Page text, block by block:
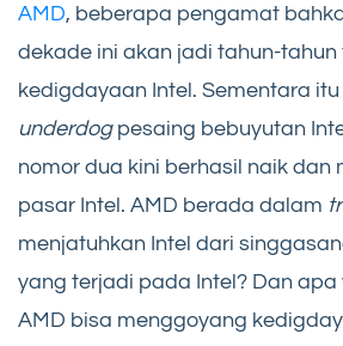
AMD, beberapa pengamat
dekade ini akan jadi tahun-tahun
kedigdayaan Intel. Sementara
underdogpesaing bebuyutan
nomor dua kini berhasil naik dan
pasar Intel. AMD berada dalam
menjatuhkan Intel dari
yang terjadi pada Intel? Dan
AMD bisa menggoyang